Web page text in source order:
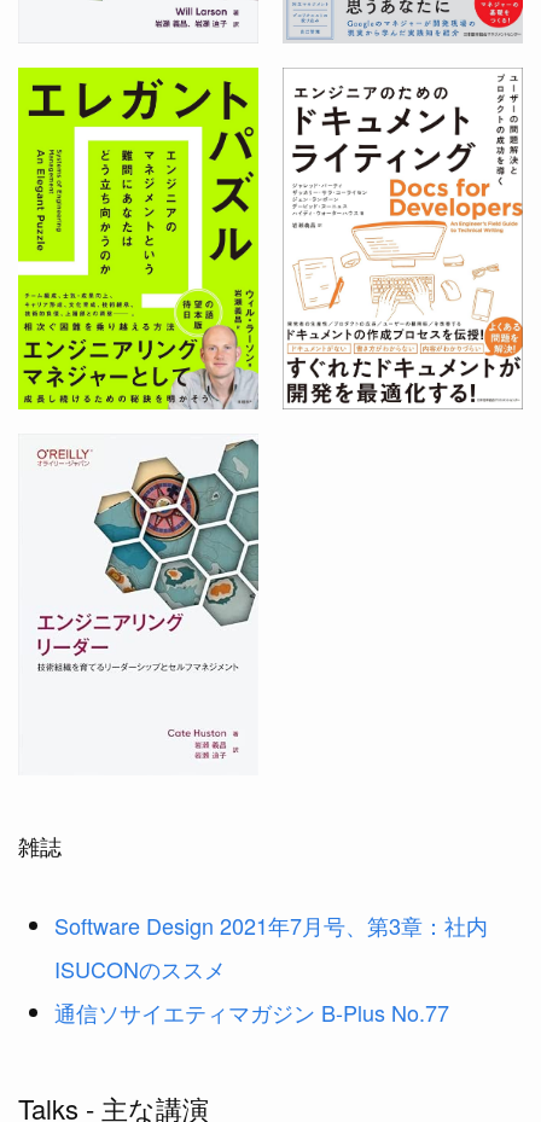
雑誌
Software Design 2021年7月号、第3章：社内
ISUCONのススメ
通信ソサイエティマガジン B-Plus No.77
Talks - 主な講演